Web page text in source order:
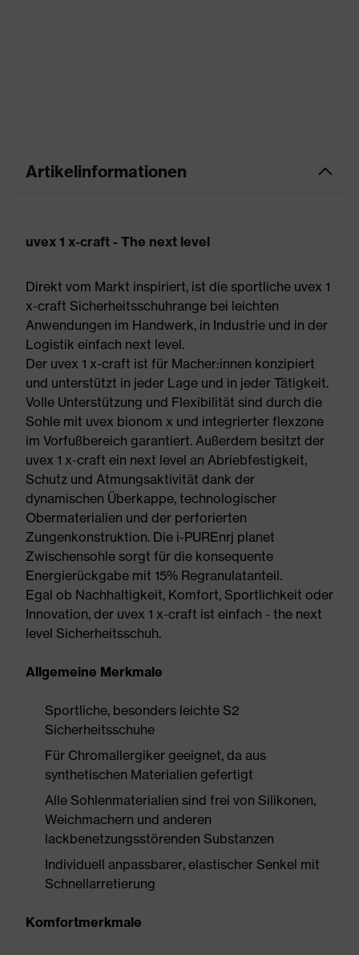
Artikelinformationen
uvex 1 x-craft - The next level
Direkt vom Markt inspiriert, ist die sportliche uvex 1
x-craft Sicherheitsschuhrange bei leichten
Anwendungen im Handwerk, in Industrie und in der
Logistik einfach next level.
Der uvex 1 x-craft ist für Macher:innen konzipiert
und unterstützt in jeder Lage und in jeder Tätigkeit.
Volle Unterstützung und Flexibilität sind durch die
Sohle mit uvex bionom x und integrierter flexzone
im Vorfußbereich garantiert. Außerdem besitzt der
uvex 1 x-craft ein next level an Abriebfestigkeit,
Schutz und Atmungsaktivität dank der
dynamischen Überkappe, technologischer
Obermaterialien und der perforierten
Zungenkonstruktion. Die i-PUREnrj planet
Zwischensohle sorgt für die konsequente
Energierückgabe mit 15% Regranulatanteil.
Egal ob Nachhaltigkeit, Komfort, Sportlichkeit oder
Innovation, der uvex 1 x-craft ist einfach - the next
level Sicherheitsschuh.
Allgemeine Merkmale
Sportliche, besonders leichte S2
Sicherheitsschuhe
Für Chromallergiker geeignet, da aus
synthetischen Materialien gefertigt
Alle Sohlenmaterialien sind frei von Silikonen,
Weichmachern und anderen
lackbenetzungsstörenden Substanzen
Individuell anpassbarer, elastischer Senkel mit
Schnellarretierung
Komfortmerkmale